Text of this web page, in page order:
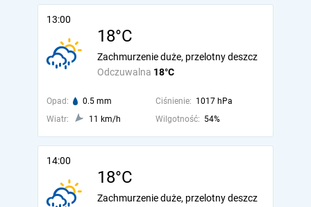
13:00
18°C
Odczuwalna 18°C
Zachmurzenie duże, przelotny deszcz
Opad: 0.5 mm Ciśnienie: 1017 hPa
Wiatr:
11 km/h Wilgotność: 54%
14:00
18°C
Zachmurzenie duże, przelotny deszcz